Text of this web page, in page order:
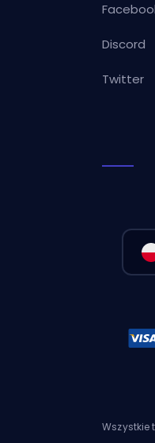
Discord
Twitter
Wszystkie